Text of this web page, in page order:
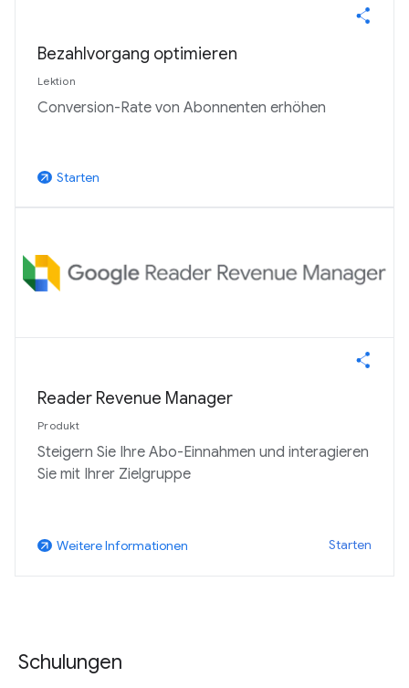
Bezahlvorgang optimieren
Lektion
Conversion-Rate von Abonnenten erhöhen
arrow_outward Starten
Reader Revenue Manager
Produkt
Steigern Sie Ihre Abo-Einnahmen und interagieren
Sie mit Ihrer Zielgruppe
arrow_outward Weitere Informationen Starten
Schulungen